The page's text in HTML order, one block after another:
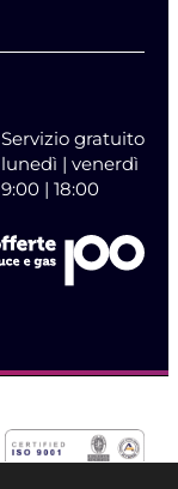
Servizio gratuito
lunedì | venerdì
9:00 | 18:00